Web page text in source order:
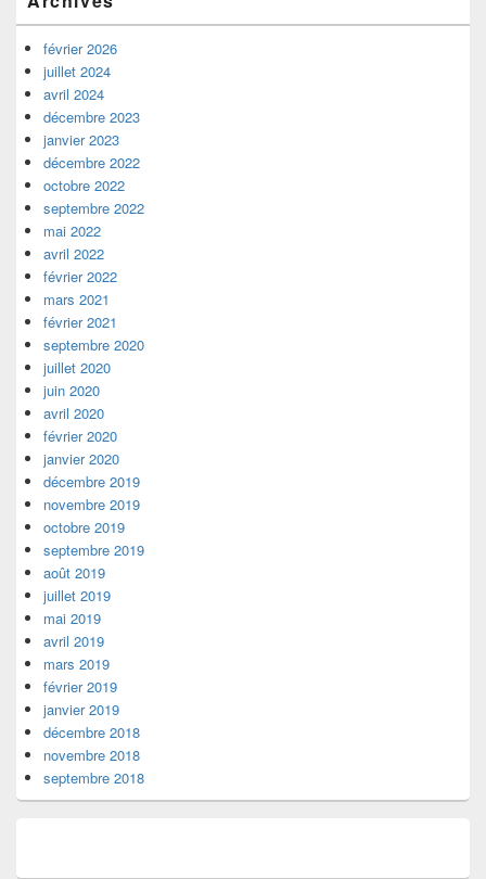
principale
de
widget
pour
barre
latérale
février 2026
juillet 2024
avril 2024
décembre 2023
janvier 2023
décembre 2022
octobre 2022
septembre 2022
mai 2022
avril 2022
février 2022
mars 2021
février 2021
septembre 2020
juillet 2020
juin 2020
avril 2020
février 2020
janvier 2020
décembre 2019
novembre 2019
octobre 2019
septembre 2019
août 2019
juillet 2019
mai 2019
avril 2019
mars 2019
février 2019
janvier 2019
décembre 2018
novembre 2018
septembre 2018